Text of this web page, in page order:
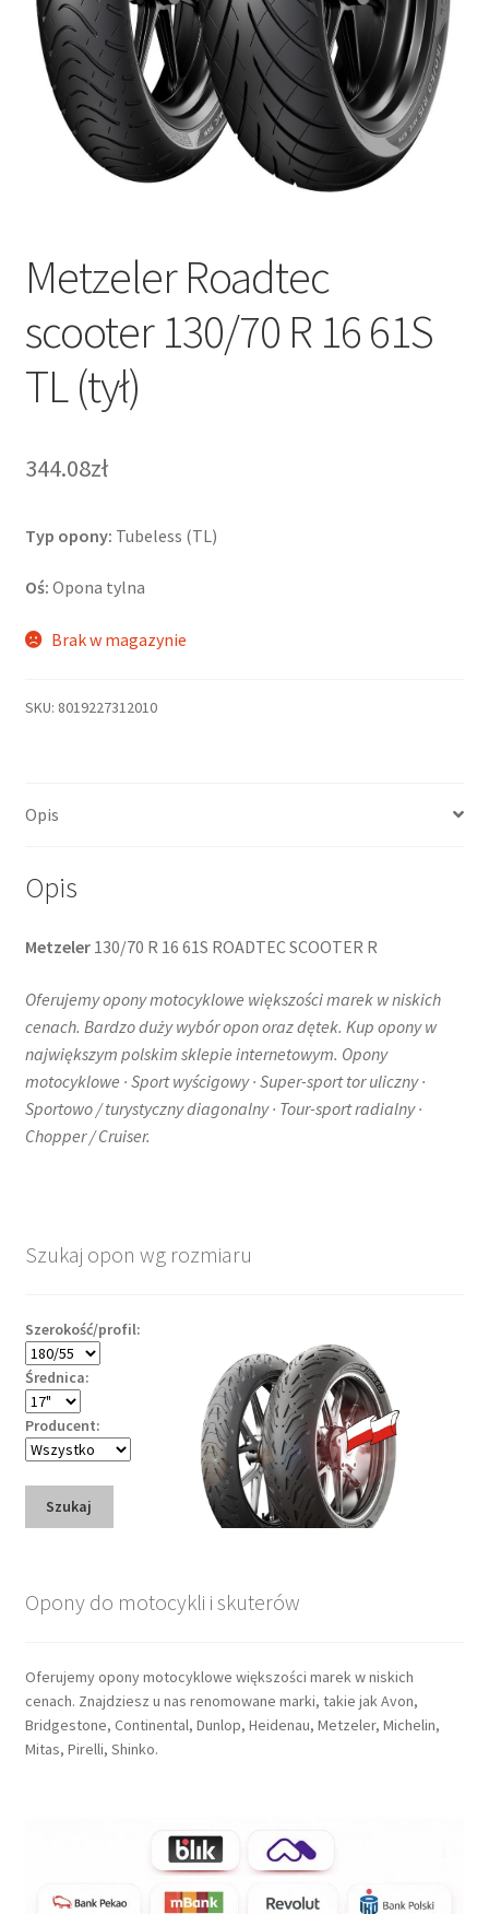
Metzeler Roadtec
scooter 130/70 R 16 61S
TL (tył)
344.08zł
Typ opony: Tubeless (TL)
Oś: Opona tylna
Brak w magazynie
SKU: 8019227312010
Opis
Opis
Metzeler130/70 R 16 61S ROADTEC SCOOTER R
Oferujemy opony motocyklowe większości marek w niskich
cenach. Bardzo duży wybór opon oraz dętek. Kup opony w
największym polskim sklepie internetowym. Opony
motocyklowe · Sport wyścigowy · Super-sport tor uliczny ·
Sportowo / turystyczny diagonalny · Tour-sport radialny ·
Chopper / Cruiser.
Szukaj opon wg rozmiaru
Szerokość/profil:
Średnica:
Producent:
Szukaj
Opony do motocykli i skuterów
Oferujemy opony motocyklowe większości marek w niskich
cenach. Znajdziesz u nas renomowane marki, takie jak Avon,
Bridgestone, Continental, Dunlop, Heidenau, Metzeler, Michelin,
Mitas, Pirelli, Shinko.